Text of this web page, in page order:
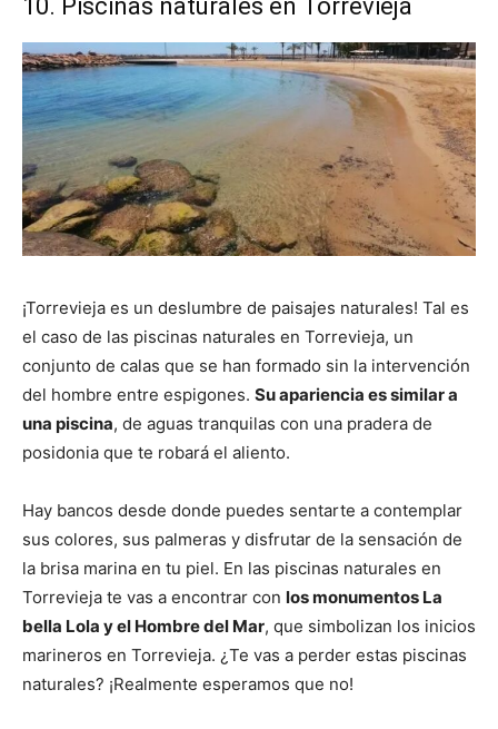
10. Piscinas naturales en Torrevieja
¡Torrevieja es un deslumbre de paisajes naturales! Tal es
el caso de las piscinas naturales en Torrevieja, un
conjunto de calas que se han formado sin la intervención
del hombre entre espigones. Su apariencia es similar a
una piscina, de aguas tranquilas con una pradera de
posidonia que te robará el aliento.
Hay bancos desde donde puedes sentarte a contemplar
sus colores, sus palmeras y disfrutar de la sensación de
la brisa marina en tu piel. En las piscinas naturales en
Torrevieja te vas a encontrar con los monumentos La
bella Lola y el Hombre del Mar, que simbolizan los inicios
marineros en Torrevieja. ¿Te vas a perder estas piscinas
naturales? ¡Realmente esperamos que no!